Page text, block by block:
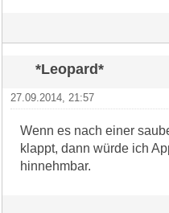
*Leopard*
27.09.2014, 21:57
Wenn es nach einer
klappt, dann würde ich
hinnehmbar.